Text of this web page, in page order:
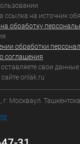
ссылка на источник
на обработку
обработки
соглашения
свои
onlak.ru
Москваул.